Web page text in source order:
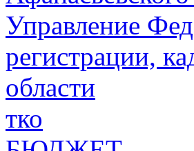
Управление
регистрации,
области
тко